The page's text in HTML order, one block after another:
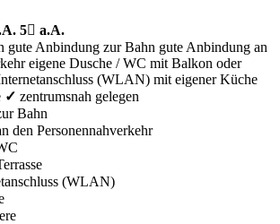
5 a.A.
gute Anbindung zur Bahn gute Anbindung an
eigene Dusche / WC mit Balkon oder
(WLAN) mit eigener Küche
✓ zentrumsnah gelegen
Bahn
den Personennahverkehr
(WLAN)